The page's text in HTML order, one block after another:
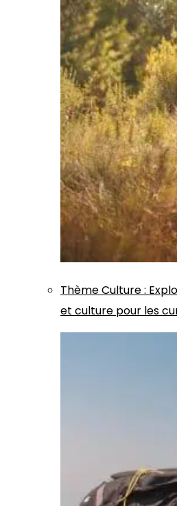
ThèmeCulture:
et culture pour les